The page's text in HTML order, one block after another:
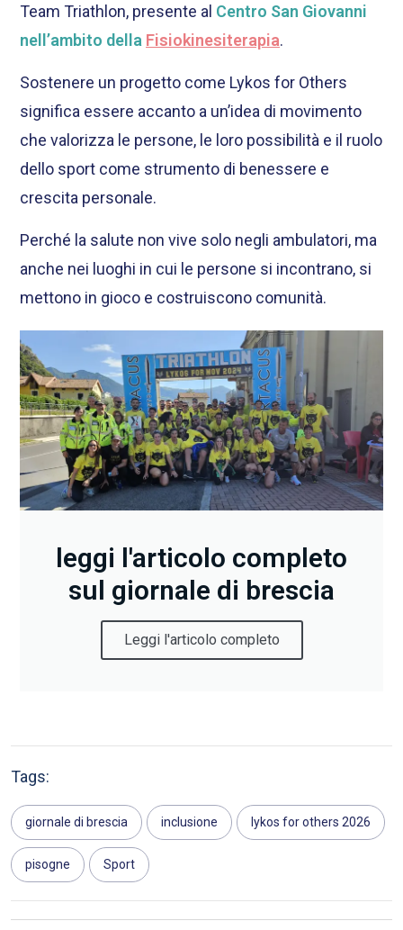
Team Triathlon, presente al Centro San Giovanni
nell’ambito della Fisiokinesiterapia.
Sostenere un progetto come Lykos for Others
significa essere accanto a un’idea di movimento
che valorizza le persone, le loro possibilità e il ruolo
dello sport come strumento di benessere e
crescita personale.
Perché la salute non vive solo negli ambulatori, ma
anche nei luoghi in cui le persone si incontrano, si
mettono in gioco e costruiscono comunità.
leggi l'articolo completo
sul giornale di brescia
Leggi l'articolo completo
Tags:
giornale di brescia inclusione lykos for others 2026
pisogne Sport